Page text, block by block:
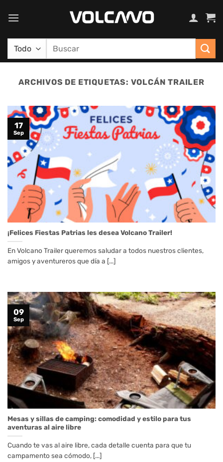
Buscar
ARCHIVOS DE ETIQUETAS: VOLCÁN TRAILER
¡Felices Fiestas Patrias les desea Volcano Trailer!
En Volcano Trailer queremos saludar a todos nuestros clientes,
amigos y aventureros que día a [...]
17
Sep
Mesas y sillas de camping: comodidad y estilo para tus
aventuras al aire libre
Cuando te vas al aire libre, cada detalle cuenta para que tu
campamento sea cómodo, [...]
09
Sep